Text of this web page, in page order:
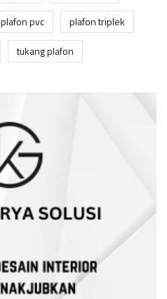
plafon pvc
plafon triplek
tukang plafon